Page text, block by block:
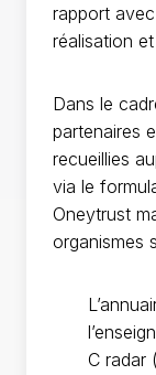
rapport
réalisation et
Dans le
partenaires
recueillies
via le
Oneytrust
organismes
C radar (